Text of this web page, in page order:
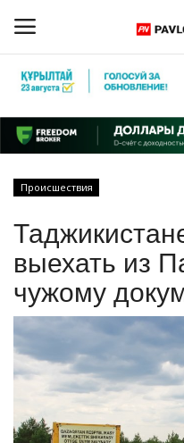
Главная
ПАВЛОДАРСКАЯ
КАЗАХСТАН
СПЕЦПРОЕКТЫ
СПОРТ
Происшествия
выехать из
чужому